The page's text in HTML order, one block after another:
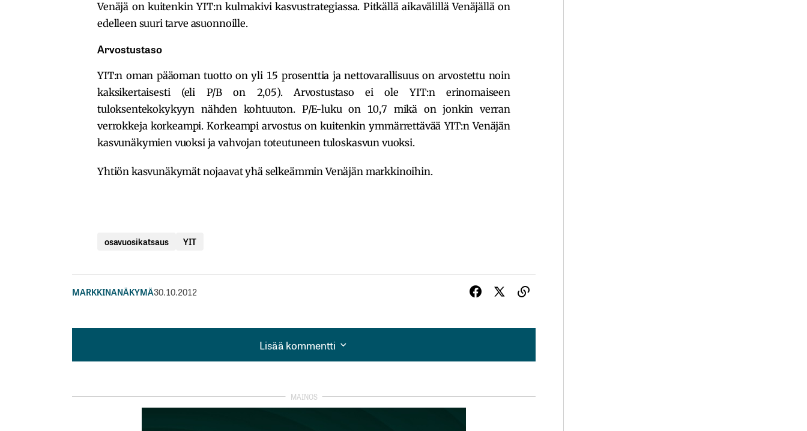
Venäjä on kuitenkin YIT:n kulmakivi kasvustrategiassa. Pitkällä aikavälillä Venäjällä on
edelleen suuri tarve asuonnoille.
Arvostustaso
YIT:n oman pääoman tuotto on yli 15 prosenttia ja nettovarallisuus on arvostettu noin
kaksikertaisesti (eli P/B on 2,05). Arvostustaso ei ole YIT:n erinomaiseen
tuloksentekokykyyn nähden kohtuuton. P/E-luku on 10,7 mikä on jonkin verran
verrokkeja korkeampi. Korkeampi arvostus on kuitenkin ymmärrettävää YIT:n Venäjän
kasvunäkymien vuoksi ja vahvojan toteutuneen tuloskasvun vuoksi.
Yhtiön kasvunäkymät nojaavat yhä selkeämmin Venäjän markkinoihin.
osavuosikatsaus YIT
MARKKINANÄKYMÄ30.10.2012
Lisää kommentti
Lisää kommentti